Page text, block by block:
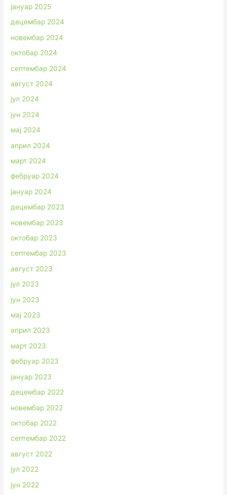
јануар 2025
децембар 2024
новембар 2024
октобар 2024
септембар 2024
август 2024
јул 2024
јун 2024
мај 2024
април 2024
март 2024
фебруар 2024
јануар 2024
децембар 2023
новембар 2023
октобар 2023
септембар 2023
август 2023
јул 2023
јун 2023
мај 2023
април 2023
март 2023
фебруар 2023
јануар 2023
децембар 2022
новембар 2022
октобар 2022
септембар 2022
август 2022
јул 2022
јун 2022